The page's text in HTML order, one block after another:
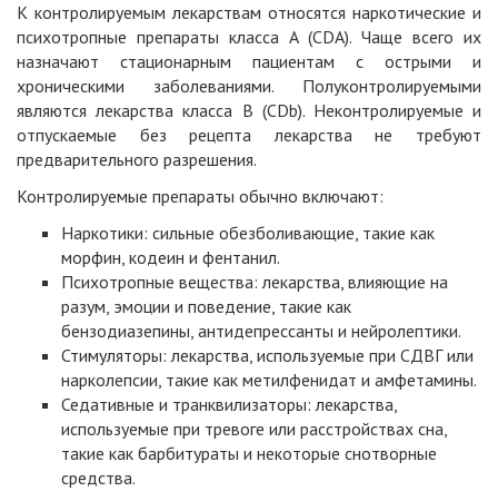
К контролируемым лекарствам относятся наркотические и
психотропные препараты класса А (CDA). Чаще всего их
назначают стационарным пациентам с острыми и
хроническими заболеваниями. Полуконтролируемыми
являются лекарства класса B (CDb). Неконтролируемые и
отпускаемые без рецепта лекарства не требуют
предварительного разрешения.
Контролируемые препараты обычно включают:
Наркотики: сильные обезболивающие, такие как
морфин, кодеин и фентанил.
Психотропные вещества: лекарства, влияющие на
разум, эмоции и поведение, такие как
бензодиазепины, антидепрессанты и нейролептики.
Стимуляторы: лекарства, используемые при СДВГ или
нарколепсии, такие как метилфенидат и амфетамины.
Седативные и транквилизаторы: лекарства,
используемые при тревоге или расстройствах сна,
такие как барбитураты и некоторые снотворные
средства.